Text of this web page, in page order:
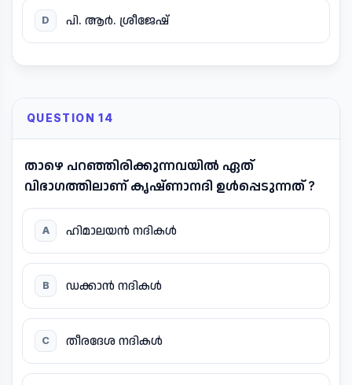
D പി. ആർ. ശ്രീജേഷ്
QUESTION 14
താഴെ പറഞ്ഞിരിക്കുന്നവയിൽ ഏത്
വിഭാഗത്തിലാണ് കൃഷ്ണാനദി ഉൾപ്പെടുന്നത് ?
A ഹിമാലയൻ നദികൾ
B ഡക്കാൻ നദികൾ
C തീരദേശ നദികൾ